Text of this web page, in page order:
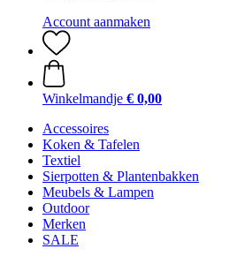
Account aanmaken
Winkelmandje € 0,00
Accessoires
Koken & Tafelen
Textiel
Sierpotten & Plantenbakken
Meubels & Lampen
Outdoor
Merken
SALE